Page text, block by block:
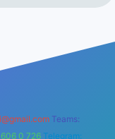
Teams:
0 726 Telegram: